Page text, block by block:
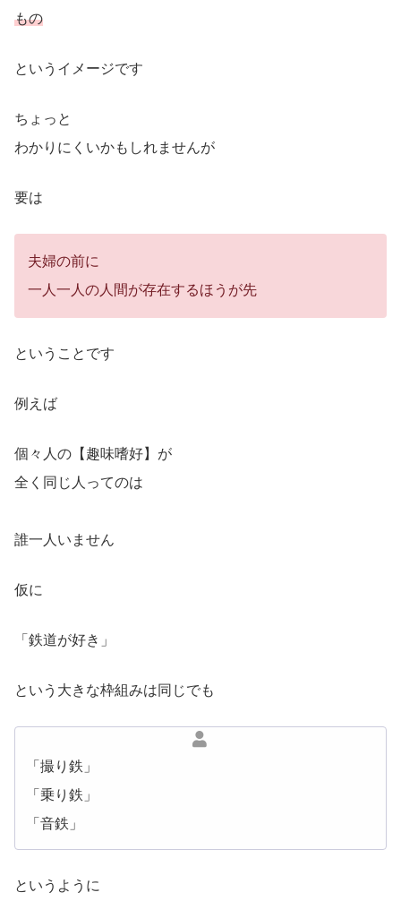
もの
というイメージです
ちょっと
わかりにくいかもしれませんが
要は
夫婦の前に
一人一人の人間が存在するほうが先
ということです
例えば
個々人の【趣味嗜好】が
全く同じ人ってのは
誰一人いません
仮に
「鉄道が好き」
という大きな枠組みは同じでも
「撮り鉄」
「乗り鉄」
「音鉄」
というように